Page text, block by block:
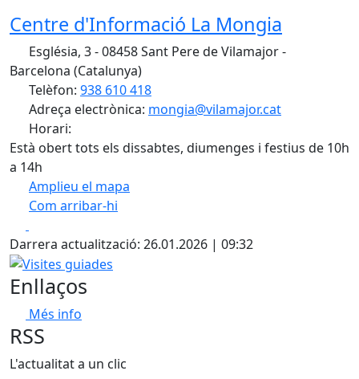
Centre d'Informació La Mongia
Església, 3 - 08458 Sant Pere de Vilamajor -
Barcelona (Catalunya)
Telèfon: 938 610 418
Adreça electrònica: mongia@vilamajor.cat
Horari:
Està obert tots els dissabtes, diumenges i festius de 10h
a 14h
Amplieu el mapa
Com arribar-hi
+
−
Darrera actualització: 26.01.2026 | 09:32
Visites guiades
Enllaços
Més info
RSS
L'actualitat a un clic